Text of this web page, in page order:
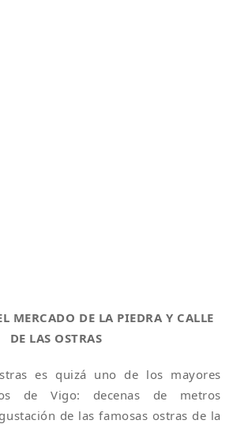
MERCADO DE LA PIEDRA Y CALLE
DE LAS OSTRAS
es quizá uno de los mayores
de Vigo: decenas de metros
de las famosas ostras de la